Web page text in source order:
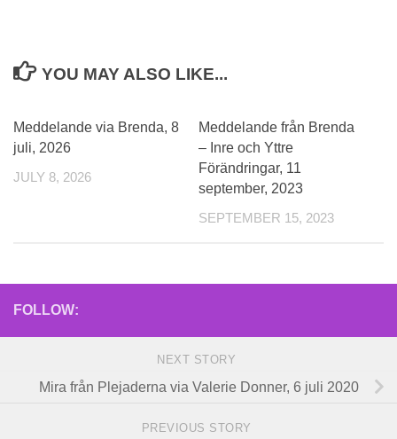
YOU MAY ALSO LIKE...
Meddelande via Brenda, 8
juli, 2026
JULY 8, 2026
Meddelande från Brenda
– Inre och Yttre
Förändringar, 11
september, 2023
SEPTEMBER 15, 2023
FOLLOW:
NEXT STORY
Mira från Plejaderna via Valerie Donner, 6 juli 2020
PREVIOUS STORY